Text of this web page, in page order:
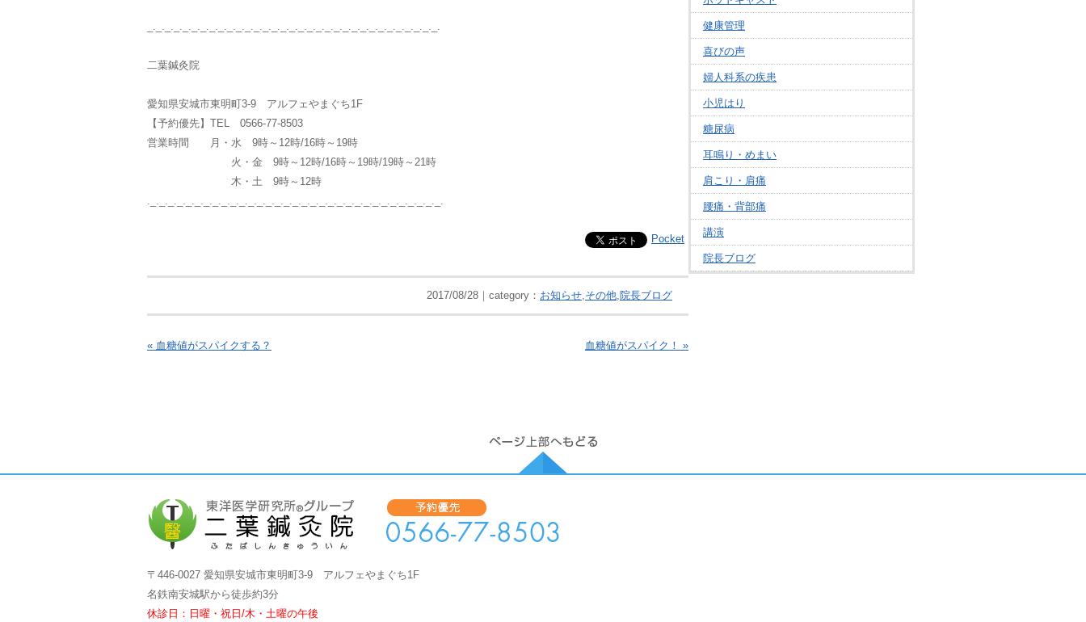
_._._._._._._._._._._._._._._._._._._._._._._._._._._._._._._._._.
二葉鍼灸院
愛知県安城市東明町3-9 アルフェやまぐち1F
【予約優先】TEL 0566-77-8503
営業時間 月・水 9時～12時/16時～19時
火・金 9時～12時/16時～19時/19時～21時
木・土 9時～12時
._._._._._._._._._._._._._._._._._._._._._._._._._._._._._._._._._.
Pocket
2017/08/28｜category： お知らせ,その他,院長ブログ
« 血糖値がスパイクする？ 血糖値がスパイク！ »
健康管理
喜びの声
婦人科系の疾患
小児はり
糖尿病
耳鳴り・めまい
肩こり・肩痛
腰痛・背部痛
講演
院長ブログ
〒446-0027 愛知県安城市東明町3-9 アルフェやまぐち1F
名鉄南安城駅から徒歩約3分
休診日：日曜・祝日/木・土曜の午後